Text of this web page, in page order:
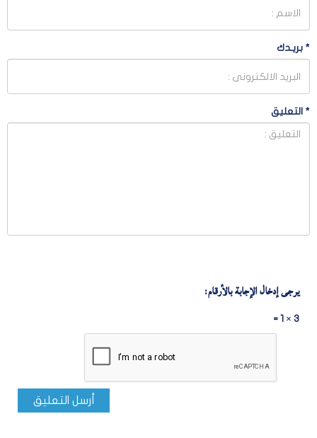
* بريـدك
* التعليق
يرجى إدخال الإجابة بالأرقام:
3 × 1 =
أرسل التعليق